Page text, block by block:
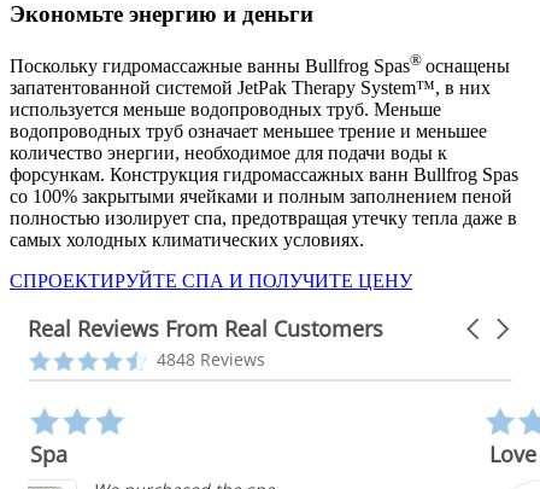
Экономьте энергию и деньги
Поскольку гидромассажные ванны Bullfrog Spas® оснащены
запатентованной системой JetPak Therapy System™, в них
используется меньше водопроводных труб. Меньше
водопроводных труб означает меньшее трение и меньшее
количество энергии, необходимое для подачи воды к
форсункам. Конструкция гидромассажных ванн Bullfrog Spas
со 100% закрытыми ячейками и полным заполнением пеной
полностью изолирует спа, предотвращая утечку тепла даже в
самых холодных климатических условиях.
СПРОЕКТИРУЙТЕ СПА И ПОЛУЧИТЕ ЦЕНУ
Real Reviews From Real Customers
Reviews
carousel
Carousel
4.3
star
4848 Reviews